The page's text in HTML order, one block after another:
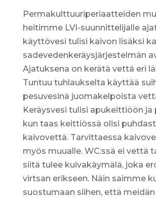
Permakulttuuriperiaatteiden
heitimme LVI-suunnittelijalle
käyttövesi tulisi kaivon lisäksi
sadevedenkeräysjärjestelmän
Ajatuksena on kerätä vettä eri
Tuntuu tuhlaukselta käyttää
pesuvesinä juomakelpoista
Keräysvesi tulisi apukeittiöön ja
kun taas keittiössä olisi
kaivovettä. Tarvittaessa
myös muualle. WC:ssä ei vettä
siitä tulee kuivakäymälä, joka
virtsan erikseen. Näin saimme
suostumaan siihen, että